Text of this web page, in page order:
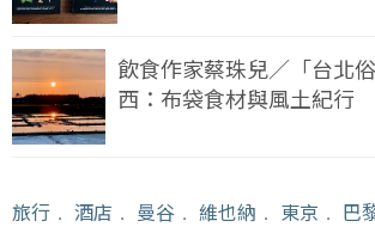
飲食作家蔡珠兒／「台北
西：布袋食材與風土紀行
旅行 ﹒ 酒店 ﹒ 曼谷 ﹒ 維也納 ﹒ 東京 ﹒ 巴